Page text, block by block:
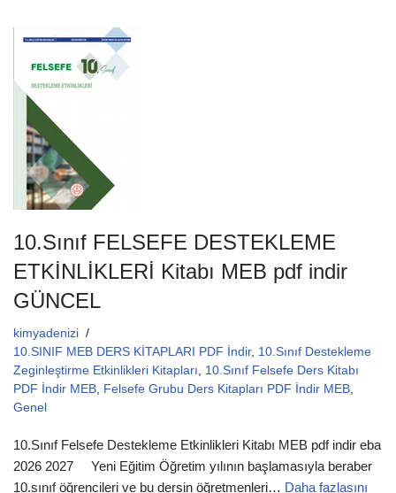
e
b
o
o
k
er
ail
10.Sınıf FELSEFE DESTEKLEME
ETKİNLİKLERİ Kitabı MEB pdf indir
GÜNCEL
kimyadenizi
10.SINIF MEB DERS KİTAPLARI PDF İndir, 10.Sınıf Destekleme
Zeginleştirme Etkinlikleri Kitapları
10.Sınıf Felsefe Ders Kitabı
PDF İndir MEB
Felsefe Grubu Ders Kitapları PDF İndir MEB
Genel
10.Sınıf Felsefe Destekleme Etkinlikleri Kitabı MEB pdf indir eba
2026 2027 Yeni Eğitim Öğretim yılının başlamasıyla beraber
10.sınıf öğrencileri ve bu dersin öğretmenleri… Daha fazlasını